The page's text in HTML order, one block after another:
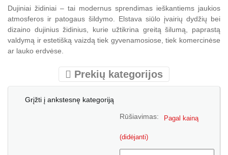
Dujiniai židiniai – tai modernus sprendimas ieškantiems jaukios
atmosferos ir patogaus šildymo. Elstava siūlo įvairių dydžių bei
dizaino dujinius židinius, kurie užtikrina greitą šilumą, paprastą
valdymą ir estetišką vaizdą tiek gyvenamosiose, tiek komercinėse
ar lauko erdvėse.
Prekių kategorijos
Grįžti į ankstesnę kategoriją
Rūšiavimas: Pagal kainą
(didėjanti)